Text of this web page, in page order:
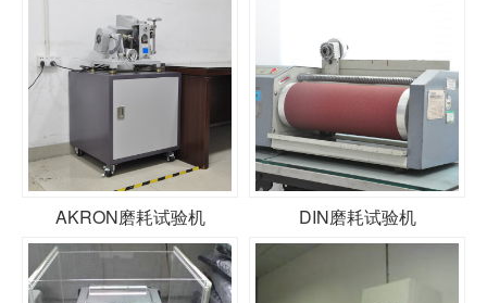
AKRON磨耗试验机 DIN磨耗试验机